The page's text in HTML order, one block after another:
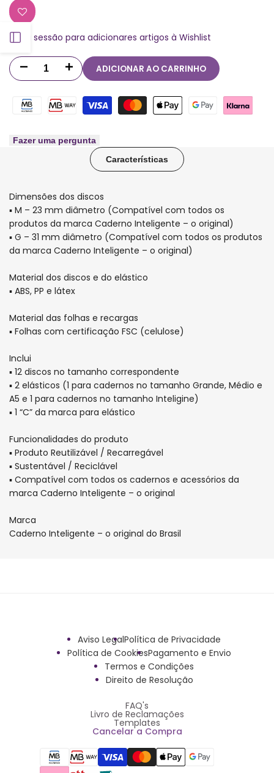
Abrir
barra
lateral
Inicia sessão para adicionares artigos à Wishlist
Diminuir
para
Discos
diversidade
para
o
Inteligente
Aumentar
Discos
diversidade
para
o
Inteligente
ADICIONAR AO CARRINHO
Fazer uma pergunta
Características
Dimensões dos discos
▪ M – 23 mm diâmetro (Compatível com todos os
produtos da marca Caderno Inteligente – o original)
▪ G – 31 mm diâmetro (Compatível com todos os produtos
da marca Caderno Inteligente – o original)
Material dos discos e do elástico
▪ ABS, PP e látex
Material das folhas e recargas
▪ Folhas com certificação FSC (celulose)
Inclui
▪ 12 discos no tamanho correspondente
▪ 2 elásticos (1 para cadernos no tamanho Grande, Médio e
A5 e 1 para cadernos no tamanho Inteligine)
▪ 1 “C” da marca para elástico
Funcionalidades do produto
▪ Produto Reutilizável / Recarregável
▪ Sustentável / Reciclável
▪ Compatível com todos os cadernos e acessórios da
marca Caderno Inteligente – o original
Marca
Caderno Inteligente – o original do Brasil
Aviso LegalPolítica de Privacidade
Política de CookiesPagamento e Envio
Termos e Condições
Direito de Resolução
FAQ's
Livro de Reclamações
Templates
Cancelar a Compra